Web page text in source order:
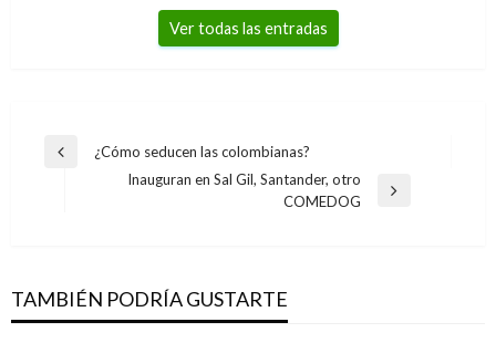
Ver todas las entradas
Navegación
Entrada
¿Cómo seducen las colombianas?
Inauguran en Sal Gil, Santander, otro
COMEDOG
TAMBIÉN PODRÍA GUSTARTE
las Naciones Unidas
Ariel Cabrera martes febrero 12, 2019